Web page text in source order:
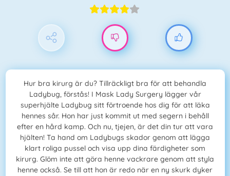
Hur bra kirurg är du? Tillräckligt bra för att behandla
Ladybug, förstås! I Mask Lady Surgery lägger vår
superhjälte Ladybug sitt förtroende hos dig för att läka
hennes sår. Hon har just kommit ut med segern i behåll
efter en hård kamp. Och nu, tjejen, är det din tur att vara
hjälten! Ta hand om Ladybugs skador genom att lägga
klart roliga pussel och visa upp dina färdigheter som
kirurg. Glöm inte att göra henne vackrare genom att styla
henne också. Se till att hon är redo när en ny skurk dyker